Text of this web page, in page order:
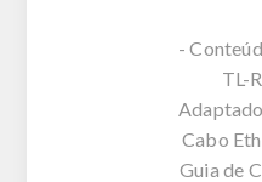
-
TL-
Cabo
Guia de